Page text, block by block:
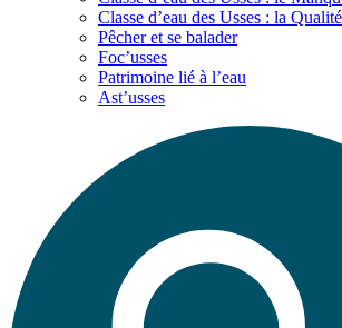
Classe d’eau des Usses : la
Pêcher et se balader
Foc’usses
Patrimoine lié à l’eau
Ast’usses